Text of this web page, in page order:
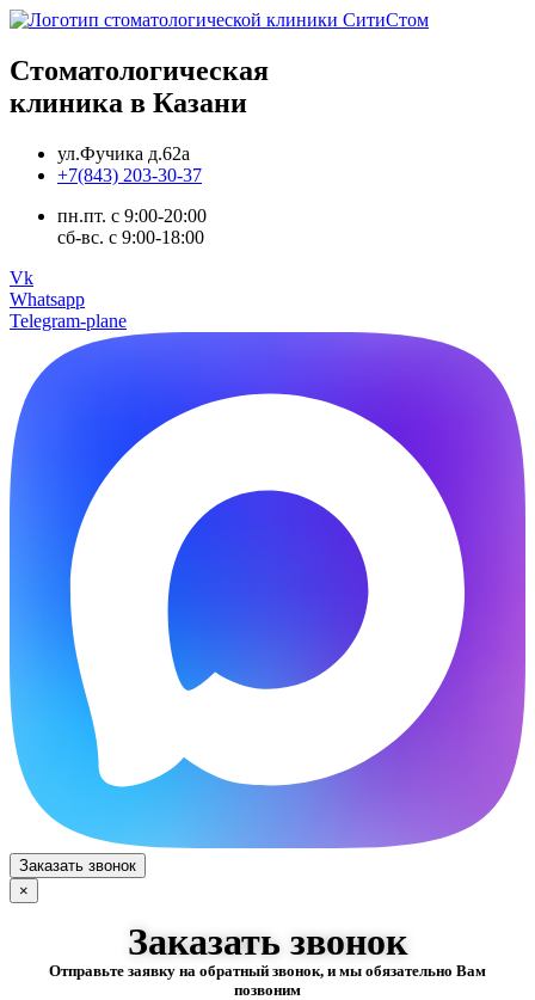
Стоматологическая
клиника в Казани
ул.Фучика д.62а
+7(843) 203-30-37
пн.пт. с 9:00-20:00
сб-вс. с 9:00-18:00
Vk
Whatsapp
Telegram-plane
Заказать звонок
×
Заказать звонок
Отправьте заявку на обратный звонок, и мы обязательно Вам
позвоним